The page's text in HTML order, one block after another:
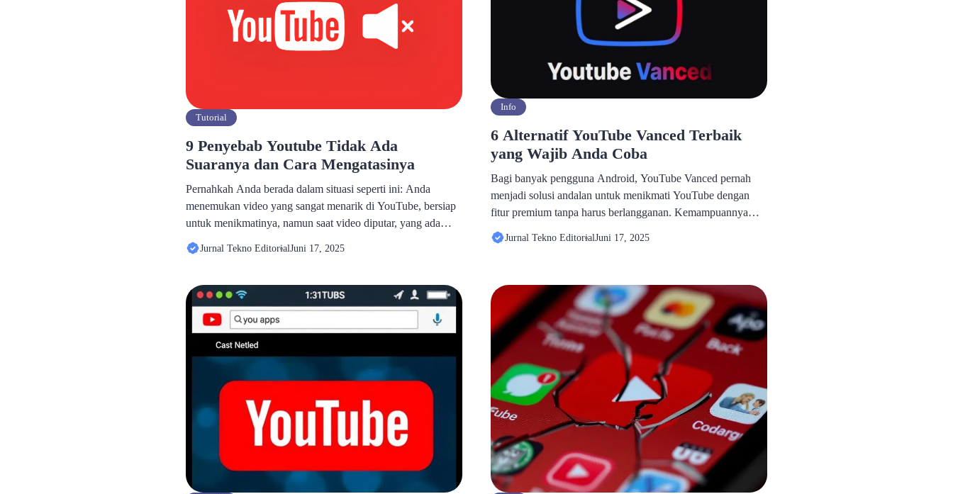
Tutorial
9 Penyebab Youtube Tidak Ada
Suaranya dan Cara Mengatasinya
Pernahkah Anda berada dalam situasi seperti ini: Anda
menemukan video yang sangat menarik di YouTube, bersiap
untuk menikmatinya, namun saat video diputar, yang ada
hanyalah keheningan. Gambarnya bergerak sempurna, tetapi
suaranya hilang entah ke mana. Momen seperti ini tentu
jika Anda sedang ingin bersantai atau mencari informasi […]
Jurnal Tekno EditorialJuni 17, 2025
Info
6 Alternatif YouTube Vanced Terbaik
yang Wajib Anda Coba
Bagi banyak pengguna Android, YouTube Vanced pernah
menjadi solusi andalan untuk menikmati YouTube dengan
fitur premium tanpa harus berlangganan. Kemampuannya
memblokir iklan, memutar video di latar belakang, hingga
mode gelap AMOLED membuatnya sangat populer. Namun,
dampaknya, mulai dari aplikasi yang tidak […]
Jurnal Tekno EditorialJuni 17, 2025